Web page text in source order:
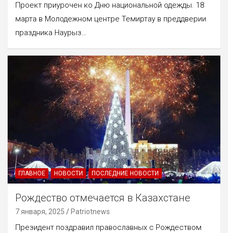
Проект приурочен ко Дню национальной одежды. 18
марта в Молодежном центре Темиртау в преддверии
праздника Наурыз…
ГЛАВНОЕ НОВОСТИ ПОСЛЕДНИЕ НОВОСТИ
Рождество отмечается в Казахстане
7 января, 2025 Patriotnews
Президент поздравил православных с Рождеством